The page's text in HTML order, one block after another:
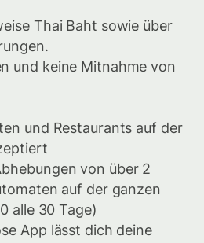
Thai Baht sowie über
und keine Mitnahme von
und Restaurants auf der
von über 2
auf der ganzen
alle 30 Tage)
App lässt dich deine